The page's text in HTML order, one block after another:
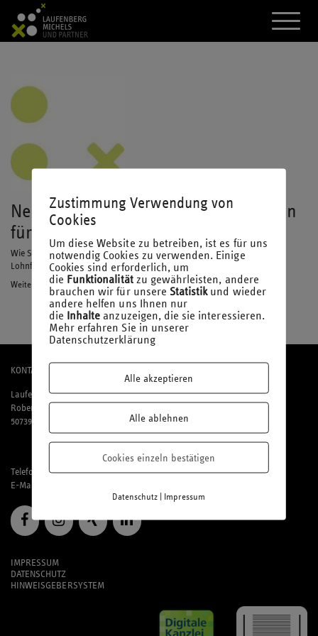
A
k
t
M
ü
Neue eAU – neue Herausforderungen
für die Arbeitgeber
Wie Sie ab 2023 sicherstellen, dass mit der Einführung der eAU die
Lohnfortzahlung im Krankheitsfall berechtigt ist.
Weiterlesen
KONTAKT
Laufenberg Michels und Partner mbB
Robert-Perthel-Straße 81
50739 Köln
Telefon: 02 21 / 95 74 94-0
E-Mail:
IMPRESSUM
DATENSCHUTZ
HINWEISGEBERSYSTEM
Zustimmung Verwendung von
Cookies
Um diese Website zu betreiben, ist es für uns
notwendig Cookies zu verwenden. Einige
Cookies sind erforderlich, um
die Funktionalitätzu gewährleisten, andere
brauchen wir für unsere Statistikund wieder
andere helfen uns Ihnen nur
die Inhalte anzuzeigen, die sie interessieren.
Mehr erfahren Sie in unserer
Datenschutzerklärung
Alle akzeptieren
Alle ablehnen
Cookies einzeln bestätigen
Datenschutz| Impressum